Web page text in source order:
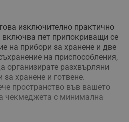
изключително практично
включва пет припокриващи се
на прибори за хранене и две
на приспособления,
организирате разхвърляни
хранене и готвене.
пространство във вашето
чекмеджета с минимална